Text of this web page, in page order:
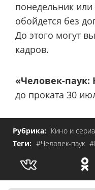
понедельник или
обойдется без
До этого могут
кадров.
«Человек-
до проката 30
Рубрика: Кино и
Теги: #Человек-паук